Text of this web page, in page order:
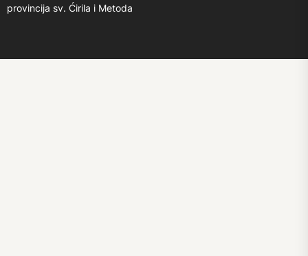
provincija sv. Ćirila i Metoda